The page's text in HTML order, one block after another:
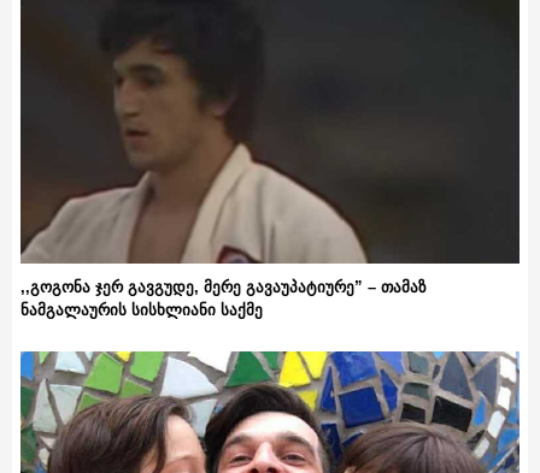
,,გოგონა ჯერ გავგუდე, მერე გავაუპატიურე” – თამაზ
ნამგალაურის სისხლიანი საქმე